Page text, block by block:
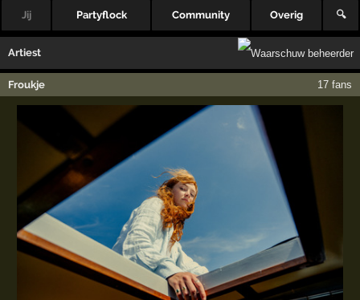
Jij Partyflock Community Overig 🔍
Artiest
Froukje 17 fans